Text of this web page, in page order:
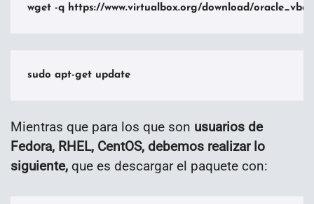
wget -q https://www.virtualbox.org/download/
sudo apt-get update
Mientras que para los que son usuarios de
Fedora, RHEL, CentOS, debemos realizar lo
siguiente, que es descargar el paquete con: